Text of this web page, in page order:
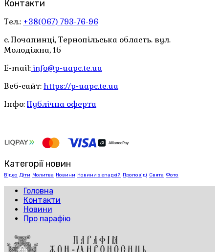
Контакти
Тел.: +38(067) 793-76-96
с. Почапинці, Тернопільська область. вул.
Молодіжна, 1б
E-mail: info@p-uapc.te.ua
Веб-сайт: https://p-uapc.te.ua
Інфо:Публічна оферта
Категорії новин
Відео Діти Молитва Новини Новини з єпархій Проповіді Свята Фото
Головна
Контакти
Новини
Про парафію